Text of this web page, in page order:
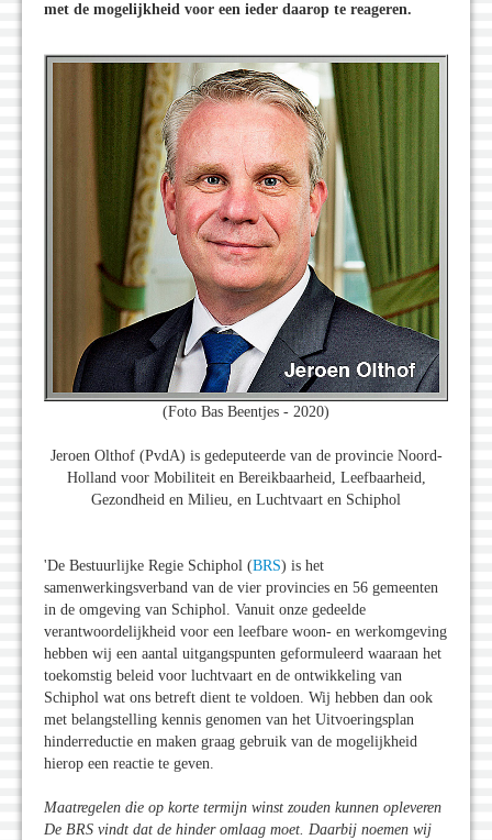
met de mogelijkheid voor een ieder daarop te reageren.
(Foto Bas Beentjes - 2020)
Jeroen Olthof (PvdA) is gedeputeerde van de provincie Noord-
Holland voor Mobiliteit en Bereikbaarheid, Leefbaarheid,
Gezondheid en Milieu, en Luchtvaart en Schiphol
'De Bestuurlijke Regie Schiphol (BRS) is het
samenwerkingsverband van de vier provincies en 56 gemeenten
in de omgeving van Schiphol. Vanuit onze gedeelde
verantwoordelijkheid voor een leefbare woon- en werkomgeving
hebben wij een aantal uitgangspunten geformuleerd waaraan het
toekomstig beleid voor luchtvaart en de ontwikkeling van
Schiphol wat ons betreft dient te voldoen. Wij hebben dan ook
met belangstelling kennis genomen van het Uitvoeringsplan
hinderreductie en maken graag gebruik van de mogelijkheid
hierop een reactie te geven.
Maatregelen die op korte termijn winst zouden kunnen opleveren
De BRS vindt dat de hinder omlaag moet. Daarbij noemen wij